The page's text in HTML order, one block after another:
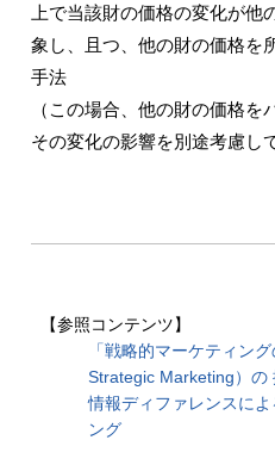
上で当該財の価格の変化が
象し、且つ、他の財の価格を
手法
（この場合、他の財の価格を
その変化の影響を別途考慮し
【参照コンテンツ】
「戦略的マーケティン
Strategic Marketing）の
情報ディファレンスに
ング